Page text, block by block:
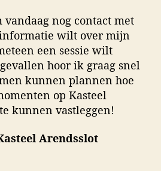
nog contact met
wilt over mijn
een sessie wilt
hoor ik graag snel
kunnen plannen hoe
op Kasteel
kunnen vastleggen!
Arendsslot